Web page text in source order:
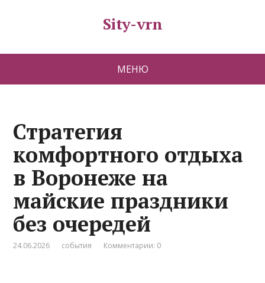
Sity-vrn
МЕНЮ
Стратегия
комфортного отдыха
в Воронеже на
майские праздники
без очередей
24.06.2026 события Комментарии: 0